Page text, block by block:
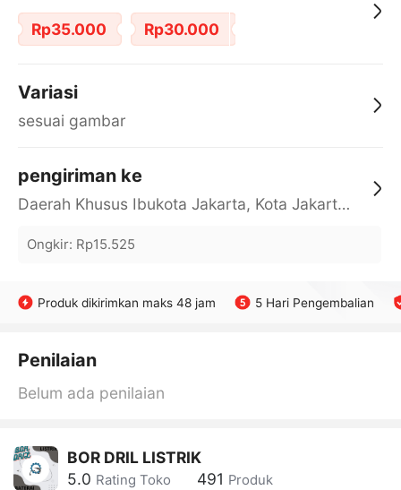
Rp35.000 Rp30.000
Variasi
sesuai gambar
pengiriman ke
Daerah Khusus Ibukota Jakarta, Kota Jakarta Barat, Cengkareng, yy
Ongkir: Rp15.525
Produk dikirimkan maks 48 jam 5 Hari Pengembalian
Penilaian
Belum ada penilaian
BOR DRIL LISTRIK
5.0 Rating Toko 491 Produk